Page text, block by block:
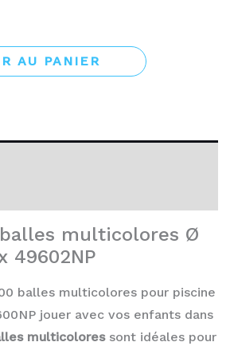
AU PANIER
balles multicolores Ø
49602NP
balles multicolores pour piscine
jouer avec vos enfants dans
multicoloressont idéales pour